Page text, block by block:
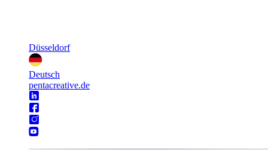
Düsseldorf
Deutsch
pentacreative.de